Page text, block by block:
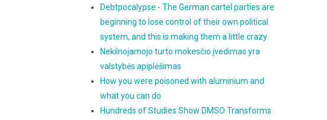
Debtpocalypse - The German cartel parties are
beginning to lose control of their own political
system, and this is making them a little crazy
Nekilnojamojo turto mokesčio įvedimas yra
valstybės apiplėšimas
How you were poisoned with aluminium and
what you can do
Hundreds of Studies Show DMSO Transforms